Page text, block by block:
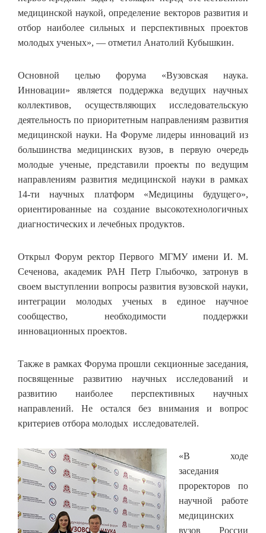
медицинской наукой, определение векторов развития и
отбор наиболее сильных и перспективных проектов
молодых ученых», — отметил Анатолий Кубышкин.
Основной целью форума «Вузовская наука.
Инновации» является поддержка ведущих научных
коллективов, осуществляющих исследовательскую
деятельность по приоритетным направлениям развития
медицинской науки. На Форуме лидеры инноваций из
большинства медицинских вузов, в первую очередь
молодые ученые, представили проекты по ведущим
направлениям развития медицинской науки в рамках
14-ти научных платформ «Медицины будущего»,
ориентированные на создание высокотехнологичных
диагностических и лечебных продуктов.
Открыл Форум ректор Первого МГМУ имени И. М.
Сеченова, академик РАН Петр Глыбочко, затронув в
своем выступлении вопросы развития вузовской науки,
интеграции молодых ученых в единое научное
сообщество, необходимости поддержки
инновационных проектов.
Также в рамках Форума прошли секционные заседания,
посвященные развитию научных исследований и
развитию наиболее перспективных научных
направлений. Не остался без внимания и вопрос
критериев отбора молодых исследователей.
«В ходе
заседания
проректоров по
научной работе
медицинских
вузов России